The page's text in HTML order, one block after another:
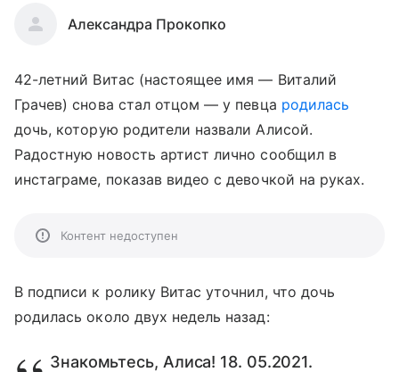
Александра Прокопко
42-летний Витас (настоящее имя — Виталий
Грачев) снова стал отцом — у певца родилась
дочь, которую родители назвали Алисой.
Радостную новость артист лично сообщил в
инстаграме, показав видео с девочкой на руках.
Контент недоступен
В подписи к ролику Витас уточнил, что дочь
родилась около двух недель назад:
Знакомьтесь, Алиса! 18. 05.2021.